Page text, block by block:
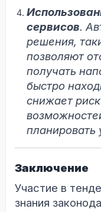
сервисов.
решения,
позволяют
получать
быстро
снижает
планировать
Заключение
Участие в
знания